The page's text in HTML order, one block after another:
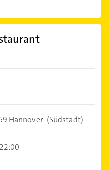
Hannover (Südstadt)